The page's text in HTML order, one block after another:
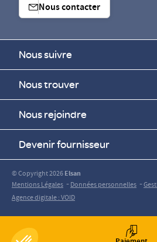
Nous contacter
Nous suivre
Nous trouver
Nous rejoindre
Devenir fournisseur
© Copyright 2026Elsan
Mentions Légales -Données personnelles -
Agence digitale : VOID